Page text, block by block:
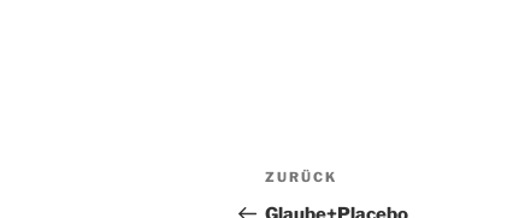
Vorheriger
Beitrag
ZURÜCK